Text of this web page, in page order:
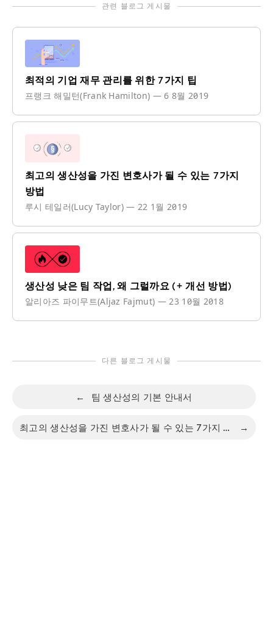
관련 블로그 게시물
최적의 기업 재무 관리를 위한 7가지 팁
프랭크 해밀턴(Frank Hamilton) —6 8월 2019
최고의 생산성을 가진 변호사가 될 수 있는 7가지
방법
루시 테일러(Lucy Taylor)—22 1월 2019
생산성 낮은 팀 작업, 왜 그럴까요 (+ 개선 방법)
알리아즈 파이무트(Aljaz Fajmut) —23 10월 2018
다른 블로그 게시물
← 팀 생산성의 기본 안내서
최고의 생산성을 가진 변호사가 될 수 있는 7가지 방법 →